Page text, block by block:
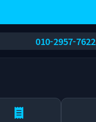
010-2957-7622